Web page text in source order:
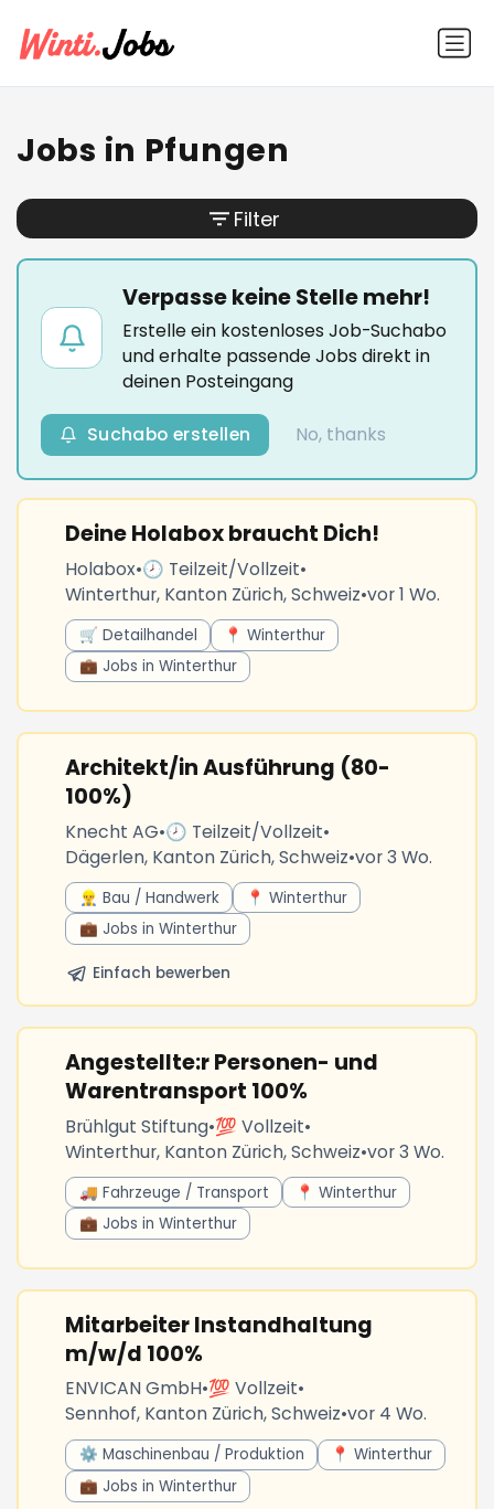
Jobs in Pfungen
Verpasse keine Stelle mehr!
Erstelle ein kostenloses Job-Suchabo
und erhalte passende Jobs direkt in
deinen Posteingang
No, thanks
Suchabo erstellen
Deine Holabox braucht Dich!
Holabox•🕗 Teilzeit/Vollzeit•
Winterthur, Kanton Zürich, Schweiz•vor 1 Wo.
🛒 Detailhandel
📍 Winterthur
💼 Jobs in Winterthur
Architekt/in Ausführung (80-
100%)
Knecht AG•🕗 Teilzeit/Vollzeit•
Dägerlen, Kanton Zürich, Schweiz•vor 3 Wo.
👷‍♂️ Bau / Handwerk
📍 Winterthur
💼 Jobs in Winterthur
Einfach bewerben
Angestellte:r Personen- und
Warentransport 100%
Brühlgut Stiftung•💯 Vollzeit•
Winterthur, Kanton Zürich, Schweiz•vor 3 Wo.
🚚 Fahrzeuge / Transport
📍 Winterthur
💼 Jobs in Winterthur
Mitarbeiter Instandhaltung
m/w/d 100%
ENVICAN GmbH•💯 Vollzeit•
Sennhof, Kanton Zürich, Schweiz•vor 4 Wo.
⚙️ Maschinenbau / Produktion
📍 Winterthur
💼 Jobs in Winterthur
Filter